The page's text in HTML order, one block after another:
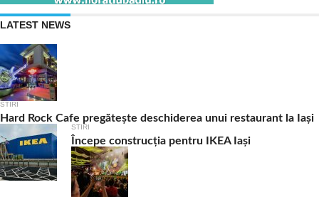
LATEST NEWS
STIRI
Hard Rock Cafe pregătește deschiderea unui restaurant la Iași
STIRI
Începe construcția pentru IKEA Iași